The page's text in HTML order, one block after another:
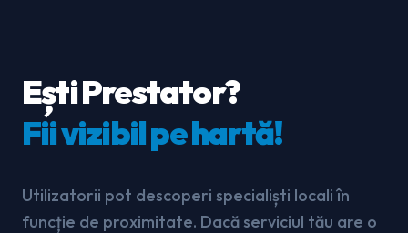
Ești Prestator?
Fii vizibil pe hartă!
Utilizatorii pot descoperi specialiști locali în
funcție de proximitate. Dacă serviciul tău are o